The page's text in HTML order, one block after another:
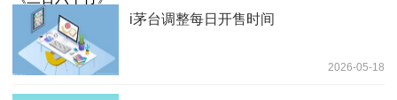
i茅台调整每日开售时间
2026-05-18